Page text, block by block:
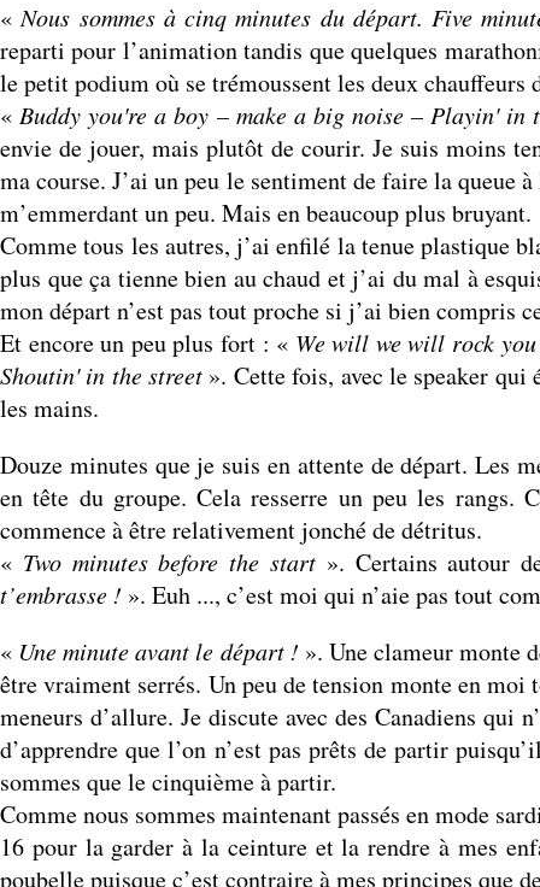
«Nous sommes à cinq minutes du départ. Five
reparti pour l’animation tandis que quelques
le petit podium où se trémoussent les deux chauffeurs
«Buddy you're a boy – make a big noise – Playin' in
envie de jouer, mais plutôt de courir. Je suis moins
ma course. J’ai un peu le sentiment de faire la queue
m’emmerdant un peu. Mais en beaucoup plus bruyant.
Comme tous les autres, j’ai enfilé la tenue plastique
plus que ça tienne bien au chaud et j’ai du mal à
mon départ n’est pas tout proche si j’ai bien compris
Et encore un peu plus fort : « We will we will rock
Shoutin' in the street ». Cette fois, avec le speaker
les mains.
Douze minutes que je suis en attente de départ. Les
en tête du groupe. Cela resserre un peu les rangs.
commence à être relativement jonché de détritus.
« Two minutes before the start». Certains autour
t’embrasse ! ». Euh ..., c’est moi qui n’aie pas tout
« Une minute avant le départ ! ». Une clameur monte
être vraiment serrés. Un peu de tension monte en
meneurs d’allure. Je discute avec des Canadiens qui
d’apprendre que l’on n’est pas prêts de partir
sommes que le cinquième à partir.
Comme nous sommes maintenant passés en mode
16 pour la garder à la ceinture et la rendre à mes
poubelle puisque c’est contraire à mes principes que